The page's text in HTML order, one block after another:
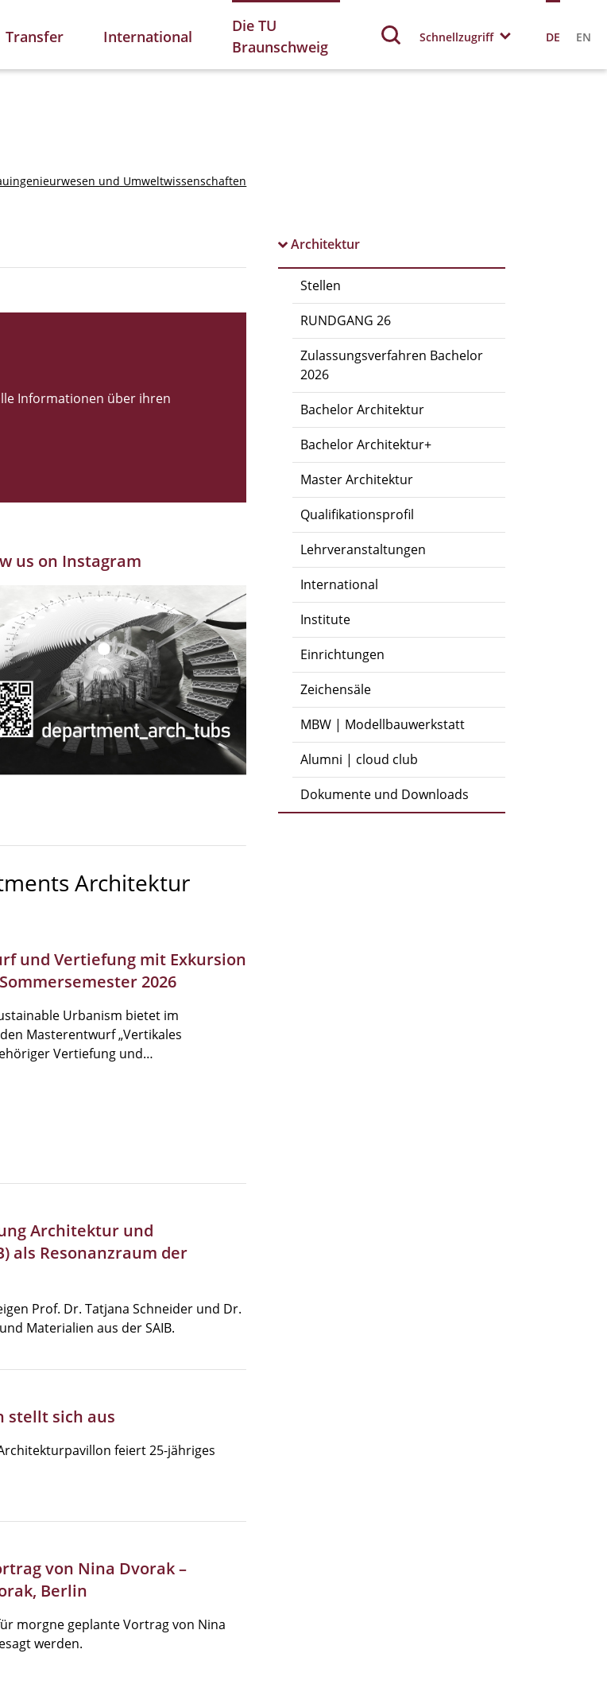
Transfer International
Die TU
Braunschweig
Schnellzugriff DE EN
und Umweltwissenschaften
Architektur
Stellen
RUNDGANG 26
Zulassungsverfahren Bachelor
2026
Bachelor Architektur
Bachelor Architektur+
Master Architektur
Qualifikationsprofil
Lehrveranstaltungen
International
Institute
Einrichtungen
Zeichensäle
MBW | Modellbauwerkstatt
Alumni | cloud club
Dokumente und Downloads
Informationen über ihren
us on Instagram
Architektur
und Vertiefung mit Exkursion
2026
Urbanism bietet im
Masterentwurf „Vertikales
Vertiefung und…
Architektur und
als Resonanzraum der
Prof. Dr. Tatjana Schneider und Dr.
Materialien aus der SAIB.
stellt sich aus
feiert 25-jähriges
von Nina Dvorak –
Berlin
morgne geplante Vortrag von Nina
werden.